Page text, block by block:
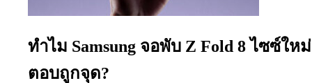
ทำไม Samsung จอพับ Z Fold 8 ไซซ์ใหม่
ตอบถูกจุด?